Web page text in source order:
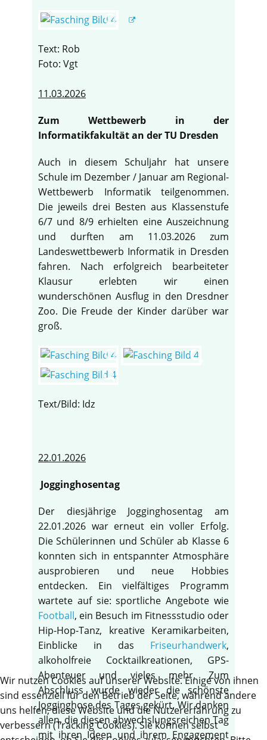
Text: Rob
Foto: Vgt
11.03.2026
Zum Wettbewerb in der
Informatikfakultät an der TU Dresden
Auch in diesem Schuljahr hat unsere
Schule im Dezember / Januar am Regional-
Wettbewerb Informatik teilgenommen.
Die jeweils drei Besten aus Klassenstufe
6/7 und 8/9 erhielten eine Auszeichnung
und durften am 11.03.2026 zum
Landeswettbewerb Informatik in Dresden
fahren. Nach erfolgreich bearbeiteter
Klausur erlebten wir einen
wunderschönen Ausflug in den Dresdner
Zoo. Die Freude der Kinder darüber war
groß.
Text/Bild: Idz
22.01.2026
Jogginghosentag
Der diesjährige Jogginghosentag am
22.01.2026 war erneut ein voller Erfolg.
Die Schülerinnen und Schüler ab Klasse 6
konnten sich in entspannter Atmosphäre
ausprobieren und neue Hobbies
entdecken. Ein vielfältiges Programm
wartete auf sie: sportliche Angebote wie
Football, ein Besuch im Fitnessstudio oder
Hip-Hop-Tanz, kreative Keramikarbeiten,
Einblicke in das Friseurhandwerk,
alkoholfreie Cocktailkreationen, GPS-
Abenteuer und vieles mehr. Zum
Abschluss wurde wieder die schönste
Jogginghose des Tages gekürt. Wir danken
allen, die diesen abwechslungsreichen Tag
mit ihren Ideen und ihrem Engagement
Wir nutzen Cookies auf unserer Website. Einige von ihnen
sind essenziell für den Betrieb der Seite, während andere
uns helfen, diese Website und die Nutzererfahrung zu
verbessern (Tracking Cookies). Sie können selbst